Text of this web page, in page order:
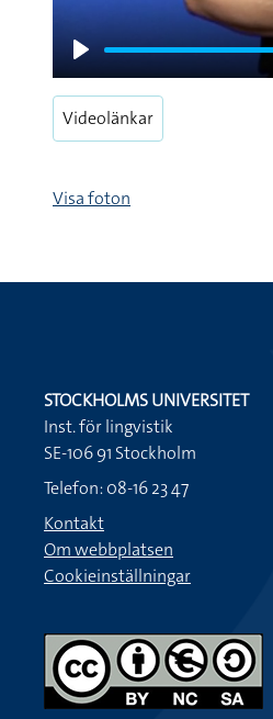
Play
Videolänkar
Visa foton
STOCKHOLMS UNIVERSITET
Inst. för lingvistik
SE-106 91 Stockholm
Telefon: 08-16 23 47
Kontakt
Om webbplatsen
Cookieinställningar